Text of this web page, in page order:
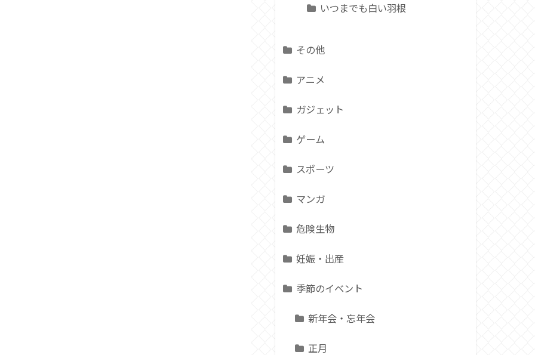
いつまでも白い羽根
その他
アニメ
ガジェット
ゲーム
スポーツ
マンガ
危険生物
妊娠・出産
季節のイベント
新年会・忘年会
正月